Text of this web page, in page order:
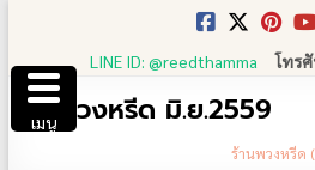
content
LINE ID: @reedthamma โทร
ส่งพวงหรีด มิ.ย.2559
ร้านพวงหรีด
เมนู